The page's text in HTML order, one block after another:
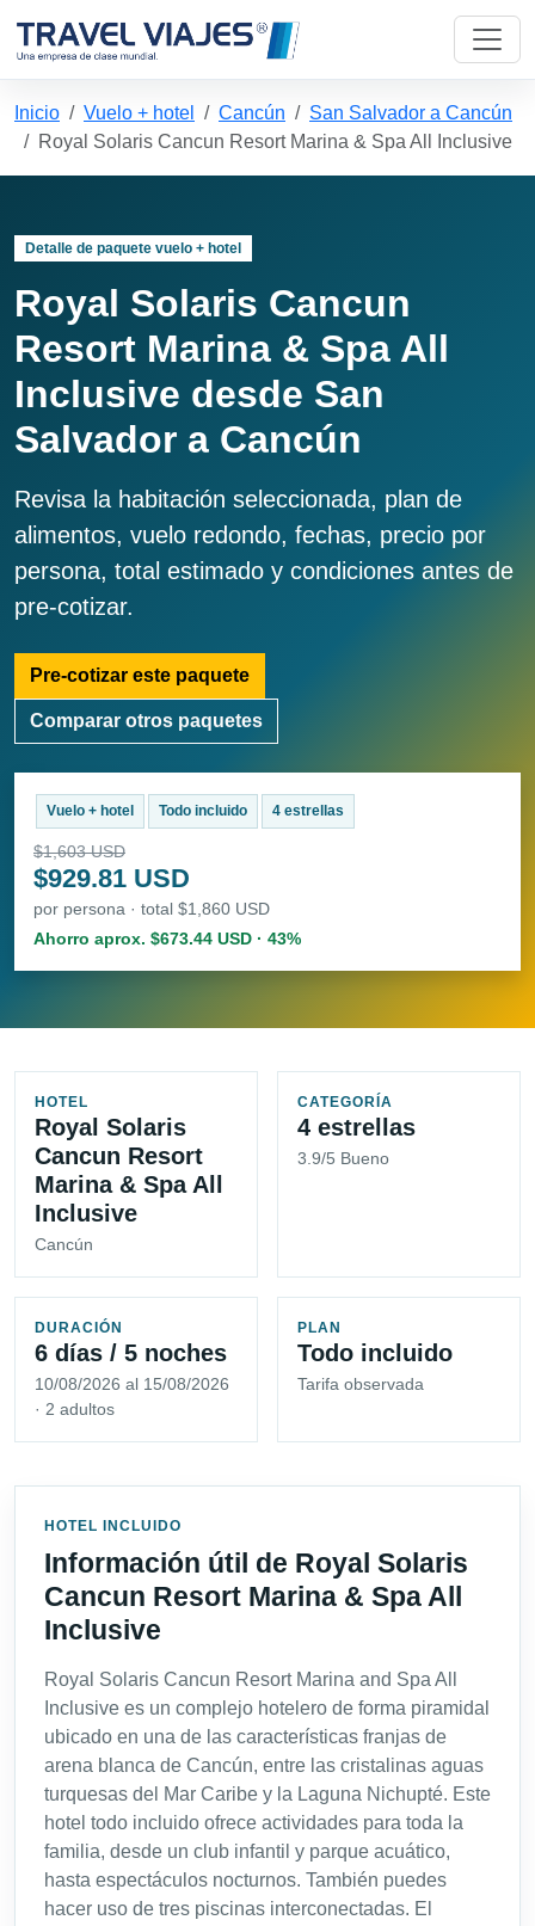
Inicio Vuelo + hotel Cancún
San Salvador a Cancún
Royal Solaris Cancun Resort Marina & Spa All Inclusive
Detalle de paquete vuelo + hotel
Royal Solaris Cancun
Resort Marina & Spa All
Inclusive desde San
Salvador a Cancún
Revisa la habitación seleccionada, plan de
alimentos, vuelo redondo, fechas, precio por
persona, total estimado y condiciones antes de
pre-cotizar.
Pre-cotizar este paquete
Comparar otros paquetes
Vuelo + hotel Todo incluido 4 estrellas
$1,603 USD
$929.81 USD
por persona · total $1,860 USD
Ahorro aprox. $673.44 USD · 43%
HOTEL
Royal Solaris
Cancun Resort
Marina & Spa All
Inclusive
Cancún
CATEGORÍA
4 estrellas
3.9/5 Bueno
DURACIÓN
6 días / 5 noches
10/08/2026 al 15/08/2026
· 2 adultos
PLAN
Todo incluido
Tarifa observada
HOTEL INCLUIDO
Información útil de Royal Solaris
Cancun Resort Marina & Spa All
Inclusive
Royal Solaris Cancun Resort Marina and Spa All
Inclusive es un complejo hotelero de forma piramidal
ubicado en una de las características franjas de
arena blanca de Cancún, entre las cristalinas aguas
turquesas del Mar Caribe y la Laguna Nichupté. Este
hotel todo incluido ofrece actividades para toda la
familia, desde un club infantil y parque acuático,
hasta espectáculos nocturnos. También puedes
hacer uso de tres piscinas interconectadas. El